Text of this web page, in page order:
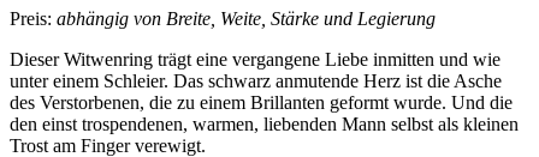
Preis: abhängig von Breite, Weite, Stärke und Legierung
Dieser Witwenring trägt eine vergangene Liebe inmitten und wie
unter einem Schleier. Das schwarz anmutende Herz ist die Asche
des Verstorbenen, die zu einem Brillanten geformt wurde. Und die
den einst trospendenen, warmen, liebenden Mann selbst als kleinen
Trost am Finger verewigt.